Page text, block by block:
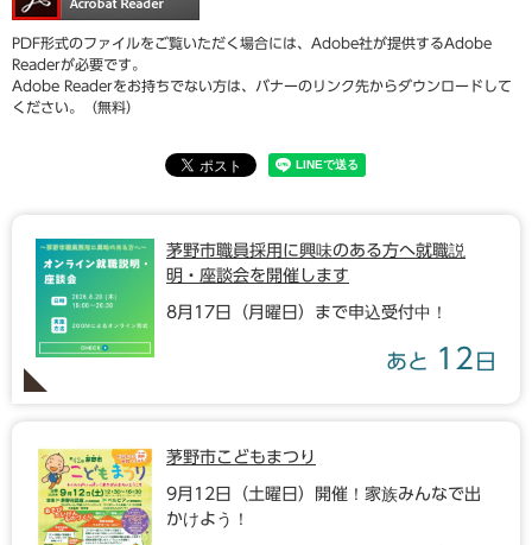
PDF形式のファイルをご覧いただく場合には、Adobe社が提供するAdobe
Readerが必要です。
Adobe Readerをお持ちでない方は、バナーのリンク先からダウンロードして
ください。（無料）
茅野市職員採用に興味のある方へ就職説
明・座談会を開催します
8月17日（月曜日）まで申込受付中！
あと 12 日
茅野市こどもまつり
9月12日（土曜日）開催！家族みんなで出
かけよう！